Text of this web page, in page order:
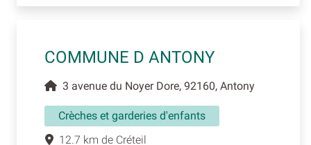
COMMUNE D ANTONY
3 avenue du Noyer Dore, 92160, Antony
Crèches et garderies d'enfants
12.7 km de Créteil